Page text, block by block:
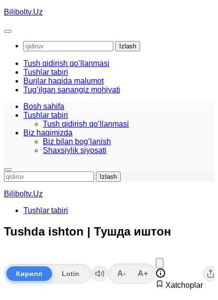
Skip
content
Biliboltv.Uz
Qidirshish:
Tush qidirish qo’llanmasi
Tushlar tabiri
Burjlar haqida malumot
Tug’ilgan sanangiz mohiyati
Bosh sahifa
Tushlar tabiri
Tush qidirish qo’llanmasi
Biz haqimizda
Biz bilan bog’lanish
Shaxsiylik siyosati
Qidirshish:
Biliboltv.Uz
Tushlar tabiri
Tushda ishton | Тушда иштон
Кирилл Lotin A-
A+
Xatchoplar